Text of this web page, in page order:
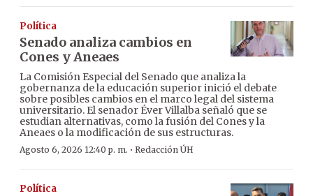
Política
Senado analiza cambios en
Cones y Aneaes
La Comisión Especial del Senado que analiza la
gobernanza de la educación superior inició el debate
sobre posibles cambios en el marco legal del sistema
universitario. El senador Éver Villalba señaló que se
estudian alternativas, como la fusión del Cones y la
Aneaes o la modificación de sus estructuras.
Agosto 6, 2026 12:40 p. m. · Redacción ÚH
Política